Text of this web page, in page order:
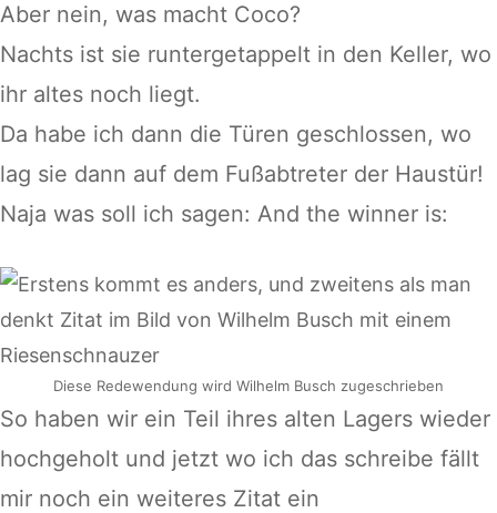
Aber nein, was macht Coco?
Nachts ist sie runtergetappelt in den Keller, wo
ihr altes noch liegt.
Da habe ich dann die Türen geschlossen, wo
lag sie dann auf dem Fußabtreter der Haustür!
Naja was soll ich sagen: And the winner is:
Diese Redewendung wird Wilhelm Busch zugeschrieben
So haben wir ein Teil ihres alten Lagers wieder
hochgeholt und jetzt wo ich das schreibe fällt
mir noch ein weiteres Zitat ein